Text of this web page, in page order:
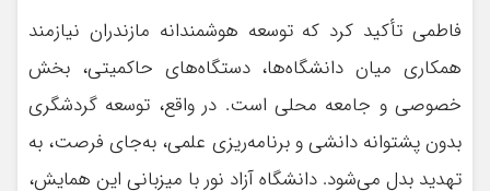
فاطمی تأکید کرد که توسعه هوشمندانه مازندران نیازمند
همکاری میان دانشگاه‌ها، دستگاه‌های حاکمیتی، بخش
خصوصی و جامعه محلی است. در واقع، توسعه گردشگری
بدون پشتوانه دانشی و برنامه‌ریزی علمی، به‌جای فرصت، به
تهدید بدل می‌شود. دانشگاه آزاد نور با میزبانی این همایش،